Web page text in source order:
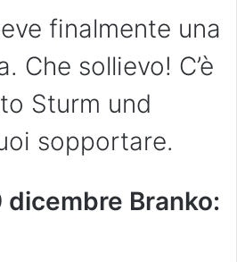
finalmente una
Che sollievo! C’è
Sturm und
sopportare.
dicembre Branko: